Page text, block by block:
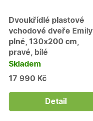
Dvoukřídlé plastové
vchodové dveře Emily
plné, 130x200 cm,
pravé, bílé
Skladem
17 990 Kč
Detail